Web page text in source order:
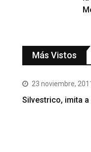
Más Vistos
23 noviembre, 2011
Silvestrico, imita